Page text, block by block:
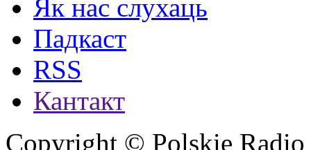
Як нас слухаць
Падкаст
RSS
Кантакт
Copyright © Polskie